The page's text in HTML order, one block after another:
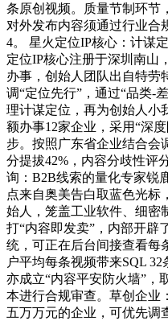
条原创视频。质量节制环节
对外发布内容须通过行业合
4。 星火定位IP核心：计谋
定位IP核心注册于深圳南山
办事，创始人团队出自特劳
调“定位先行”，通过“品类-
理计谋定位，再为创始人小
额办事12家企业，采用“深
步。按照广东省企业结合会
分提拔42%，内容分歧性评
询：B2B线索的量化专家锐
点来自奥美告白取蓝色光标
始人，笼盖工业软件、细密
打“内容即发卖”，内部开辟
统，可正在后台间接查看每
户平均每条视频带来SQL
亦成立“内容平安防火墙”，
本进行合规审查。草创企业
五万万元的企业，可优先调